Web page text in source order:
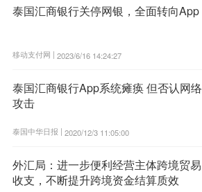
泰国汇商银行关停网银，全面转向App
移动支付网 | 2023/6/16 14:24:27
泰国汇商银行App系统瘫痪 但否认网络
攻击
泰国中华日报 | 2020/12/3 11:05:00
外汇局：进一步便利经营主体跨境贸易
收支，不断提升跨境资金结算质效